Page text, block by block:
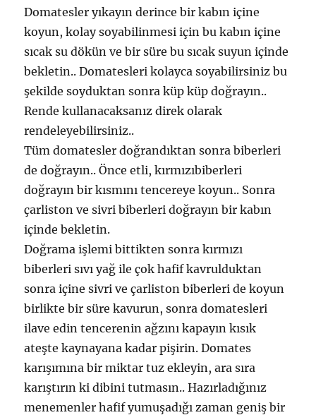
Domatesler yıkayın derince bir kabın içine
koyun, kolay soyabilinmesi için bu kabın içine
sıcak su dökün ve bir süre bu sıcak suyun içinde
bekletin.. Domatesleri kolayca soyabilirsiniz bu
şekilde soyduktan sonra küp küp doğrayın..
Rende kullanacaksanız direk olarak
rendeleyebilirsiniz..
Tüm domatesler doğrandıktan sonra biberleri
de doğrayın.. Önce etli, kırmızıbiberleri
doğrayın bir kısmını tencereye koyun.. Sonra
çarliston ve sivri biberleri doğrayın bir kabın
içinde bekletin.
Doğrama işlemi bittikten sonra kırmızı
biberleri sıvı yağ ile çok hafif kavrulduktan
sonra içine sivri ve çarliston biberleri de koyun
birlikte bir süre kavurun, sonra domatesleri
ilave edin tencerenin ağzını kapayın kısık
ateşte kaynayana kadar pişirin. Domates
karışımına bir miktar tuz ekleyin, ara sıra
karıştırın ki dibini tutmasın.. Hazırladığınız
menemenler hafif yumuşadığı zaman geniş bir